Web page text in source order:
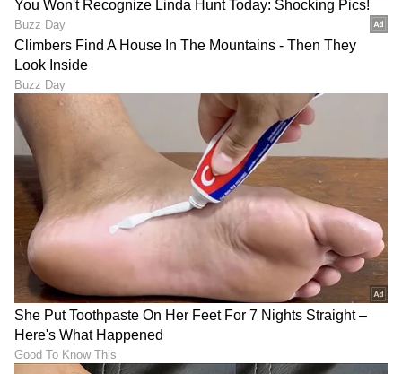
Onion Secret: ಪ್ರತಿದಿನ ಹಸಿ
ಈರುಳ್ಳಿ ತಿಂತೀರಾ? ಹಾಗಿದ್ರೆ ಈ
ವಿಷಯ ನಿಮಗೆ ತಿಳಿದಿರಲೇಬೇಕು,
ಇಲ್ಲಾ ಅಂದ್ರೆ ಕಷ್ಟ!
Beer vs Milk: ಹಾಲಿಗಿಂತಲೂ
ಬಿಯರ್ ಹೆಚ್ಚು ಆರೋಗ್ಯಕರ
ಅನ್ನೋದು ಸತ್ಯವೇ? ಇಲ್ಲಿದೆ
ಅಸಲಿ ಗುಟ್ಟು!